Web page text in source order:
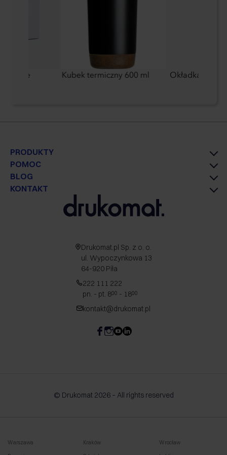
Kubek termiczny 600 ml Okładka na
PRODUKTY
POMOC
BLOG
KONTAKT
Drukomat.pl Sp. z o. o.
ul. Wypoczynkowa 13
64-920 Piła
222 111 222
pn. - pt. 800 - 1800
kontakt@drukomat.pl
© Drukomat 2026 – All rights reserved
Warszawa Kraków Wrocław